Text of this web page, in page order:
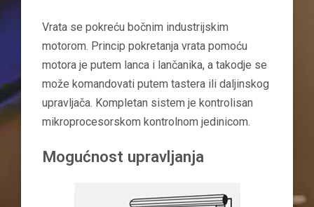
Vrata se pokreću bočnim industrijskim
motorom. Princip pokretanja vrata pomoću
motora je putem lanca i lančanika, a takodje se
može komandovati putem tastera ili daljinskog
upravljača. Kompletan sistem je kontrolisan
mikroprocesorskom kontrolnom jedinicom.
Mogućnost upravljanja